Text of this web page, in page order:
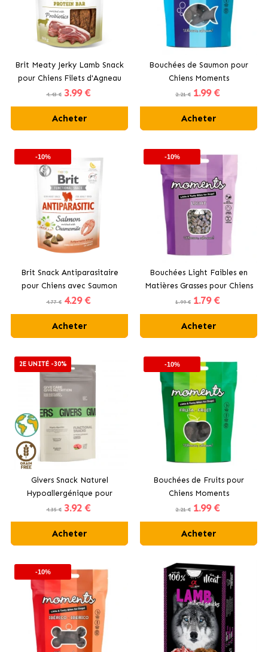
Brit Meaty Jerky Lamb Snack
pour Chiens Filets d'Agneau
4.43 € 3.99 €
Acheter
Bouchées de Saumon pour
Chiens Moments
2.21 € 1.99 €
Acheter
-10%
Brit Snack Antiparasitaire
pour Chiens avec Saumon
4.77 € 4.29 €
Acheter
-10%
Bouchées Light Faibles en
Matières Grasses pour Chiens
Moments
1.99 € 1.79 €
Acheter
2E UNITÉ -30%
Givers Snack Naturel
Hypoallergénique pour
Chiens avec Agneau et Pois
4.35 € 3.92 €
Acheter
-10%
Bouchées de Fruits pour
Chiens Moments
2.21 € 1.99 €
Acheter
-10%